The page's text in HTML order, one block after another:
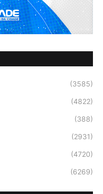
(3585)
(4822)
(388)
(2931)
(4720)
(6269)